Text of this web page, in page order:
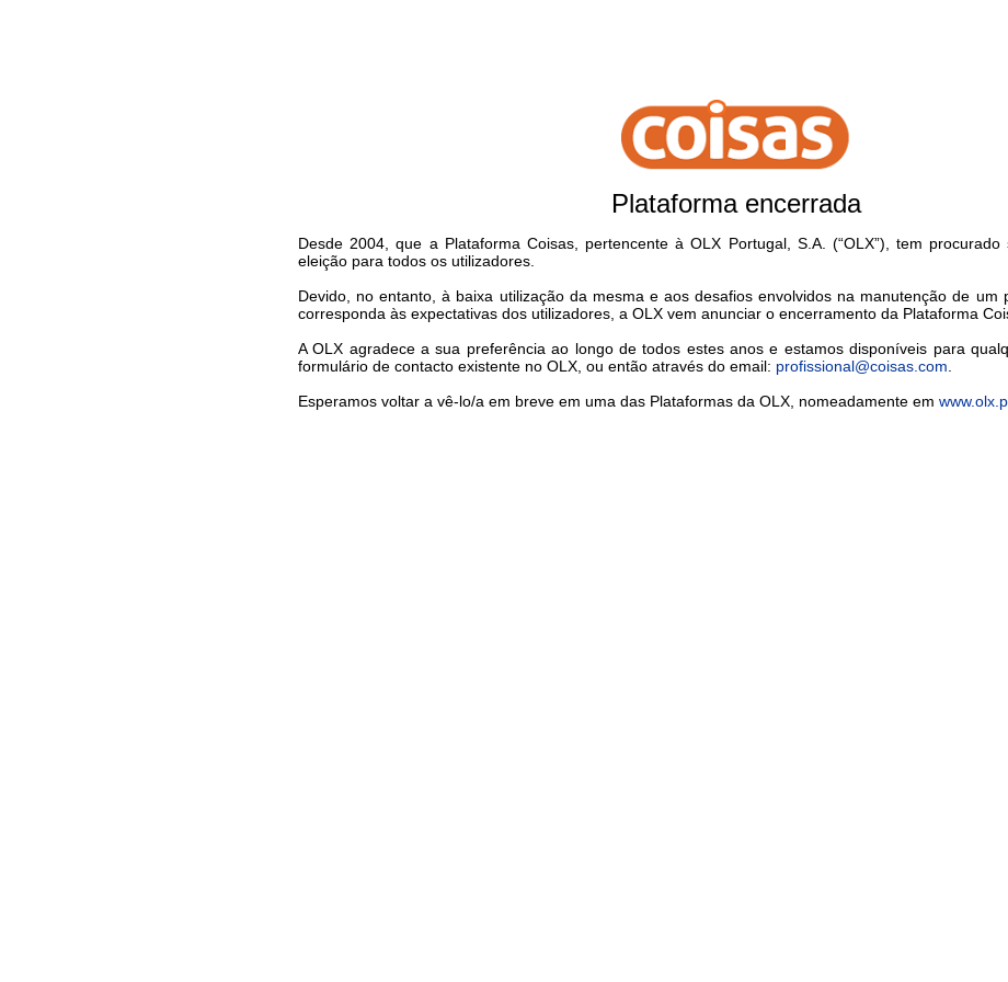
Plataforma encerrada
Desde 2004, que a Plataforma Coisas, pertencente à OLX Portugal, S.A. (“OLX”), tem
eleição para todos os utilizadores.
Devido, no entanto, à baixa utilização da mesma e aos desafios envolvidos na manutenção de um
corresponda às expectativas dos utilizadores, a OLX vem anunciar o encerramento da Plataforma
A OLX agradece a sua preferência ao longo de todos estes anos e estamos disponíveis para
formulário de contacto existente no OLX, ou então através do email: profissional@coisas.com
Esperamos voltar a vê-lo/a em breve em uma das Plataformas da OLX, nomeadamente em